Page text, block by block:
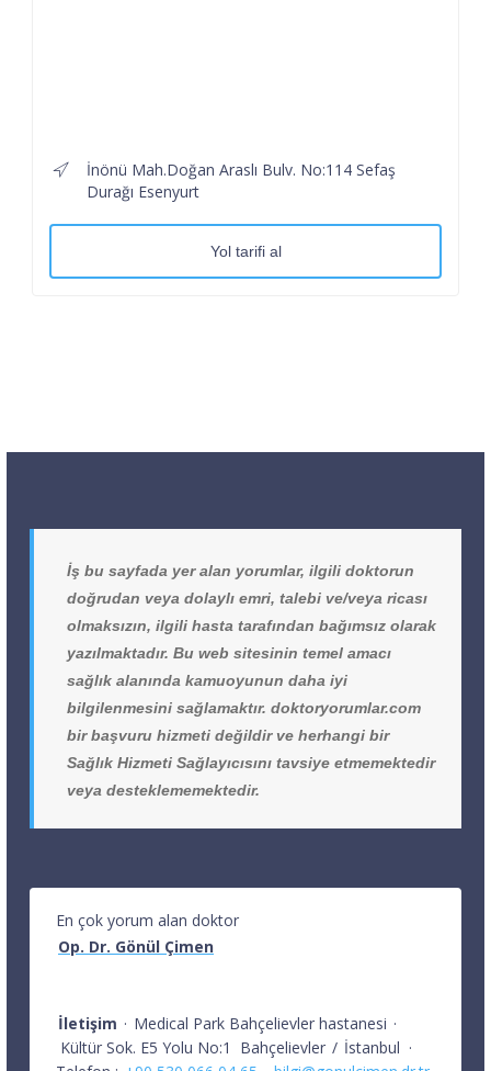
İnönü Mah.Doğan Araslı Bulv. No:114 Sefaş
Durağı Esenyurt
Yol tarifi al
İş bu sayfada yer alan yorumlar, ilgili doktorun
doğrudan veya dolaylı emri, talebi ve/veya ricası
olmaksızın, ilgili hasta tarafından bağımsız olarak
yazılmaktadır. Bu web sitesinin temel amacı
sağlık alanında kamuoyunun daha iyi
bilgilenmesini sağlamaktır. doktoryorumlar.com
bir başvuru hizmeti değildir ve herhangi bir
Sağlık Hizmeti Sağlayıcısını tavsiye etmemektedir
veya desteklememektedir.
En çok yorum alan doktor
Op. Dr. Gönül Çimen
İletişim · Medical Park Bahçelievler hastanesi ·
Kültür Sok. E5 Yolu No:1
Bahçelievler / İstanbul ·